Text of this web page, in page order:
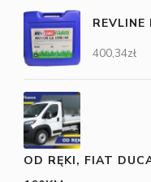
400,34zł
OD RĘKI, FIAT